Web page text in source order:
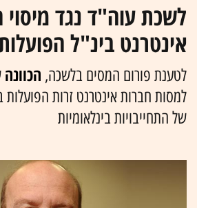
לשכת עוה"ד נגד מיסוי
אינטרנט בינ"ל
לטענת פורום המסים בלשכה, הכוונה
למסות חברות אינטרנט זרות
של התחייבויות בינלאומיות